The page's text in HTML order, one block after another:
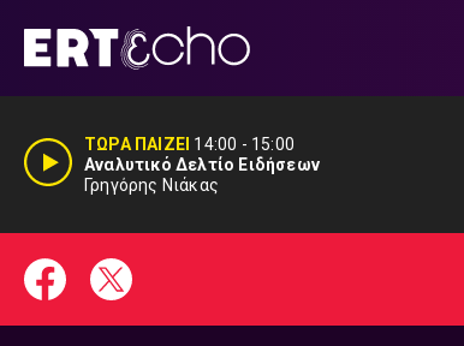
περιεχόμενο
ΤΩΡΑ ΠΑΙΖΕΙ 14:00 - 15:00
Αναλυτικό Δελτίο Ειδήσεων
Γρηγόρης Νιάκας